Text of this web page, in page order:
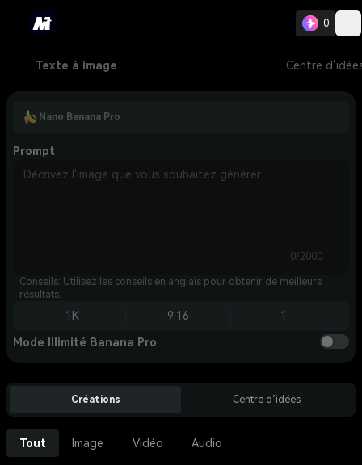
0
Texte à image Centre
Nano Banana Pro
Prompt
0/2000
Conseils: Utilisez les conseils en anglais pour obtenir de meilleurs
résultats.
1K 9:16 1
Mode Illimité Banana Pro
Créations Centre d’idées
Tout Image Vidéo Audio